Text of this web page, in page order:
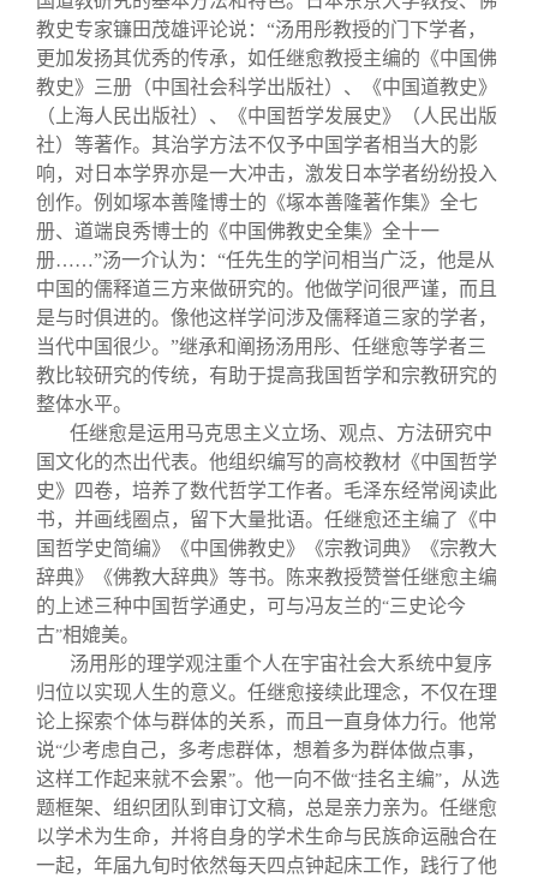
教史专家镰田茂雄评论说：“汤用彤教授的门下学者，
更加发扬其优秀的传承，如任继愈教授主编的《中国佛
教史》三册（中国社会科学出版社）、《中国道教史》
（上海人民出版社）、《中国哲学发展史》（人民出版
社）等著作。其治学方法不仅予中国学者相当大的影
响，对日本学界亦是一大冲击，激发日本学者纷纷投入
创作。例如塚本善隆博士的《塚本善隆著作集》全七
册、道端良秀博士的《中国佛教史全集》全十一
册……”汤一介认为：“任先生的学问相当广泛，他是从
中国的儒释道三方来做研究的。他做学问很严谨，而且
是与时俱进的。像他这样学问涉及儒释道三家的学者，
当代中国很少。”继承和阐扬汤用彤、任继愈等学者三
教比较研究的传统，有助于提高我国哲学和宗教研究的
整体水平。
任继愈是运用马克思主义立场、观点、方法研究中
国文化的杰出代表。他组织编写的高校教材《中国哲学
史》四卷，培养了数代哲学工作者。毛泽东经常阅读此
书，并画线圈点，留下大量批语。任继愈还主编了《中
国哲学史简编》《中国佛教史》《宗教词典》《宗教大
辞典》《佛教大辞典》等书。陈来教授赞誉任继愈主编
的上述三种中国哲学通史，可与冯友兰的“三史论今
古”相媲美。
汤用彤的理学观注重个人在宇宙社会大系统中复序
归位以实现人生的意义。任继愈接续此理念，不仅在理
论上探索个体与群体的关系，而且一直身体力行。他常
说“少考虑自己，多考虑群体，想着多为群体做点事，
这样工作起来就不会累”。他一向不做“挂名主编” ，从选
题框架、组织团队到审订文稿，总是亲力亲为。任继愈
以学术为生命，并将自身的学术生命与民族命运融合在
一起，年届九旬时依然每天四点钟起床工作，践行了他